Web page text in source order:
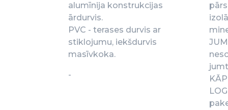
alumīnija konstrukcijas
ārdurvis.
PVC - terases durvis ar
stiklojumu, iekšdurvis
masīvkoka.
-